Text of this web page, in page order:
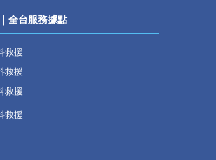
全台服務據點
救援
救援
救援
救援